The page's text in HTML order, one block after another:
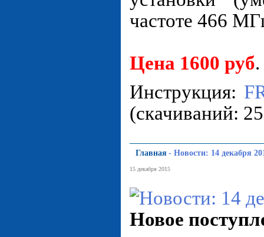
частоте 466
Цена 1600 руб.
Инструкция:
(cкачиваний:
Главная - Новости: 14 декабря
15 декабря 2015
Новое